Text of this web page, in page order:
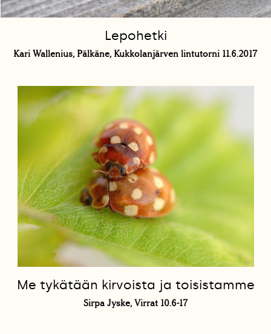
Lepohetki
Kari Wallenius, Pälkäne, Kukkolanjärven lintutorni 11.6.2017
Me tykätään kirvoista ja toisistamme
Sirpa Jyske, Virrat 10.6-17